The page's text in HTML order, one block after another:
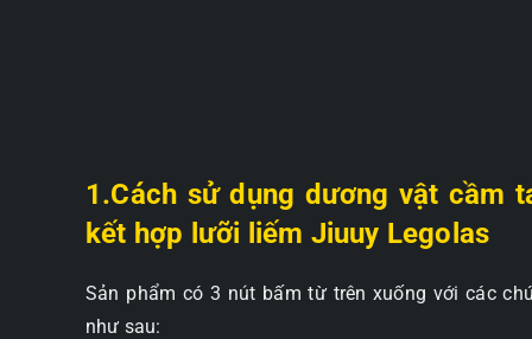
1.Cách sử dụng dương vật cầm
kết hợp lưỡi liếm Jiuuy Legolas
Sản phẩm có 3 nút bấm từ trên xuống với các
như sau: